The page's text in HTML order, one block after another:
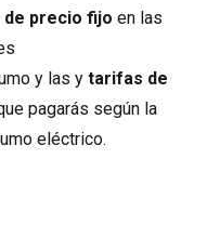
precio fijo en las
y las ytarifas de
pagarás según la
eléctrico.